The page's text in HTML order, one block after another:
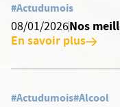
#Actudumois
08/01/2026Nos
En savoir plus
#Actudumois#Alcool